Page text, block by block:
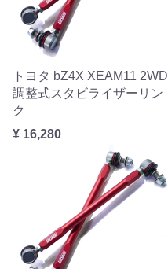
トヨタ bZ4X XEAM11 2WD
調整式スタビライザーリン
ク
¥ 16,280